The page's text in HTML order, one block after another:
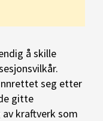
å skille
seg etter
gitte
kraftverk som